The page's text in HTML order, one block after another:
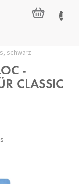
schwarz
-
CLASSIC